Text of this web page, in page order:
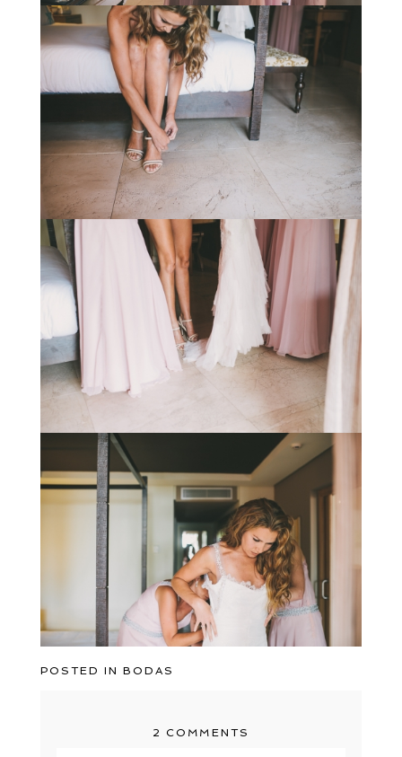
POSTED INBODAS
2 COMMENTS